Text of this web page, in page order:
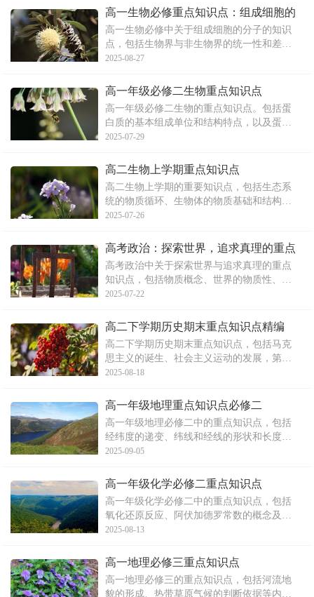
差异性。文章还强调了糖类和蛋白质在生物
生命活动中的重要作用，并详细解释了蛋白
质的合成和结构特点。
高一生物必修重点知识点：组成细胞的
分子
高一生物必修中关于组成细胞的分子的知识
点，包括生物界与非生物界的统一性和差异
性，以及组成生物体的化学元素和化合物。
和主要元素等概念，并强调了水在活细胞中
的含量最多，而蛋白质是含量最多的有机
物。此外，文章还提到了细
2025-08-27
高一年级必修二生物重点知识点
高一年级必修二生物的重点知识点。包括蛋
白质的基本组成单位和结构特点，以及蛋白
质的功能。同时，也介绍了遗传物质DNA的
合成中的作用。文章还强调了基因的概念及
其在染色体上的位置，以及基因所含的遗传
信息的重要性。
2025-07-29
高二生物上学期重点知识点
高二生物上学期的重要知识点，包括生态系
统的物质循环、生物体的物质基础和结构基
础等。物质循环包括水循环、气体型循环和
量流动与物质循环的关系，以及在实践中如
何应用相关知识。此外，生物体的结构和功
能单位细胞也是重要的知
2025-07-26
高考政治：探索世界，追求真理的重点
知识点解析
高考政治中关于探索世界与追求真理的重点
知识点，包括物质概念、世界的物质性、运
动与物质的关系、运动和静止的关系、规律
的本质和作用。考生需理解并掌握这些知识
点，以应对高考。
2025-07-22
高二下学期历史期末重点知识点精编
高二下学期历史期末重点知识点，包括马克
思主义的诞生、社会主义运动的发展，第一
国际和巴黎公社的背景、措施及失败原因，
工人阶级政党的建立和第二国际的建立等内
2025-08-18
高一年级地理重点知识点必修二
高一年级地理必修二中的重点知识点，包括
经纬度的递变、纬线和经线的形状和长度、
东西经和南北纬的判断、东西半球的划分、
的判读等。文章深入解析了这些内容，并总
结了它们在高中地理学习中的重要性。
2025-09-05
高一年级化学必修二重点知识点
高一年级化学必修二中的重点知识点，包括
氧化还原反应、阿伏加德罗常数的概念及应
用，以及一定物质的量浓度溶液配制过程中
的本质和特征，列出了常见的氧化剂和还原
剂，并介绍了氧化还原反应的强弱判断法。
同时，文章还阐述了阿伏
2025-08-13
高一地理必修三重点知识点
高一地理必修三的重点知识点，包括河流地
貌的形成、热带草原气候的判断依据等内